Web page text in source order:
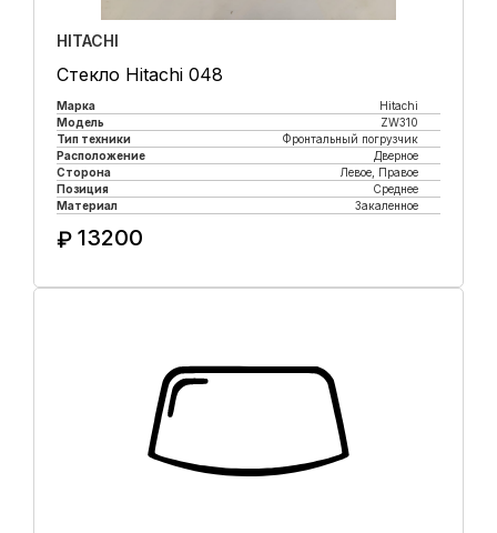
HITACHI
Стекло Hitachi 048
Марка
Hitachi
Модель
ZW310
Тип техники
Фронтальный погрузчик
Расположение
Дверное
Сторона
Левое, Правое
Позиция
Среднее
Материал
Закаленное
₽ 13200